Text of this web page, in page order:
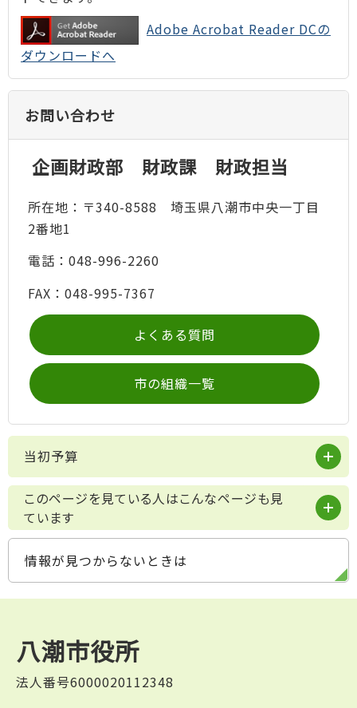
Adobe Acrobat Reader DCの
ダウンロードへ
お問い合わせ
企画財政部 財政課 財政担当
所在地：〒340-8588 埼玉県八潮市中央一丁目
2番地1
電話：048-996-2260
FAX：048-995-7367
よくある質問
市の組織一覧
当初予算
このページを見ている人はこんなページも見
ています
情報が見つからないときは
八潮市役所
法人番号6000020112348